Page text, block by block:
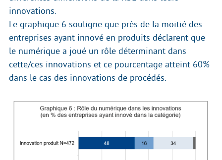
innovations.
Le graphique 6 souligne que près de la moitié des
entreprises ayant innové en produits déclarent que
le numérique a joué un rôle déterminant dans
cette/ces innovations et ce pourcentage atteint 60%
dans le cas des innovations de procédés.